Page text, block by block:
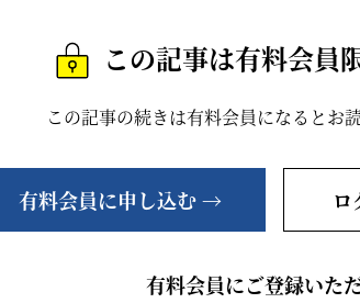
この記事は有料会員
この記事の続きは有料会員になるとお
有料会員に申し込む → ロ
有料会員にご登録いた